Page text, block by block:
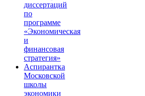
диссертаций
по
программе
«Экономическая
и
финансовая
стратегия»
Аспирантка
Московской
школы
экономики